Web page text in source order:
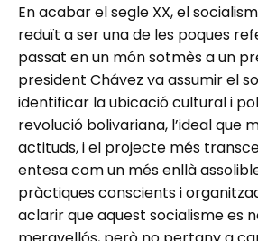
En acabar el segle XX, el
reduït a ser una de les poques
passat en un món sotmès a un
president Chávez va assumir el
identificar la ubicació cultural i
revolució bolivariana, l’ideal que
actituds, i el projecte més
entesa com un més enllà
pràctiques conscients i
aclarir que aquest socialisme es